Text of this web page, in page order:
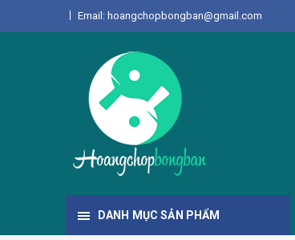
Email: hoangchopbongban@gmail.com
DANH MỤC SẢN PHẨM